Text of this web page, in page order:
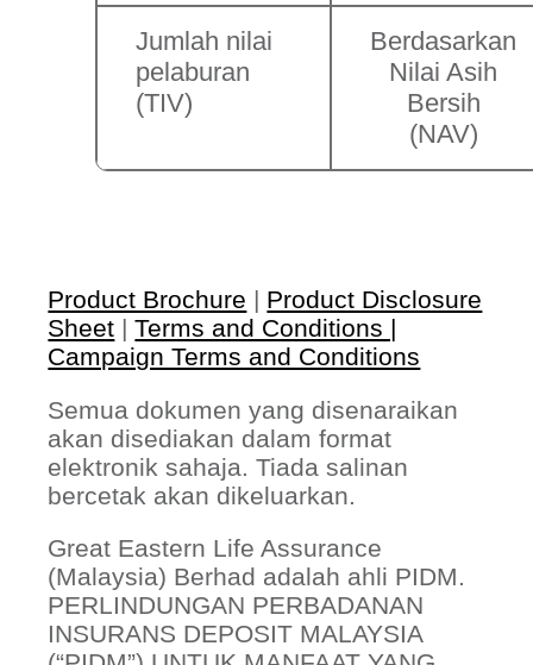
Jumlah nilai
pelaburan
(TIV)
Berdasarkan
Nilai Asih
Bersih
(NAV)
Product Brochure | Product Disclosure
Sheet |Terms and Conditions |
Campaign Terms and Conditions
Semua dokumen yang disenaraikan
akan disediakan dalam format
elektronik sahaja. Tiada salinan
bercetak akan dikeluarkan.
Great Eastern Life Assurance
(Malaysia) Berhad adalah ahli PIDM.
PERLINDUNGAN PERBADANAN
INSURANS DEPOSIT MALAYSIA